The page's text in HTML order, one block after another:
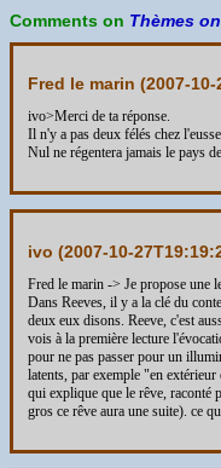
Comments on Thèmes
Fred le marin (2007-10-
ivo>Merci de ta réponse.
Il n'y a pas deux félés chez
Nul ne régentera jamais le pays
ivo (2007-10-
Fred le marin -> Je propose une
Dans Reeves, il y a la clé du
deux eux disons. Reeve, c'est
vois à la première lecture
pour ne pas passer pour un
latents, par exemple "en
qui explique que le rêve, raconté
gros ce rêve aura une suite). ce